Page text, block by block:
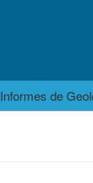
Informes de